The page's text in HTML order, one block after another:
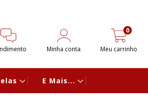
Minha conta Meu carrinho
0
E Mais...